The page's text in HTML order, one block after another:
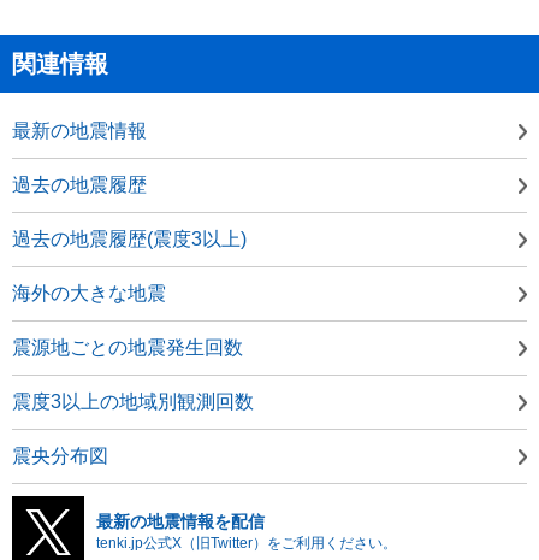
関連情報
最新の地震情報
過去の地震履歴
過去の地震履歴(震度3以上)
海外の大きな地震
震源地ごとの地震発生回数
震度3以上の地域別観測回数
震央分布図
最新の地震情報を配信
tenki.jp公式X（旧Twitter）をご利用ください。